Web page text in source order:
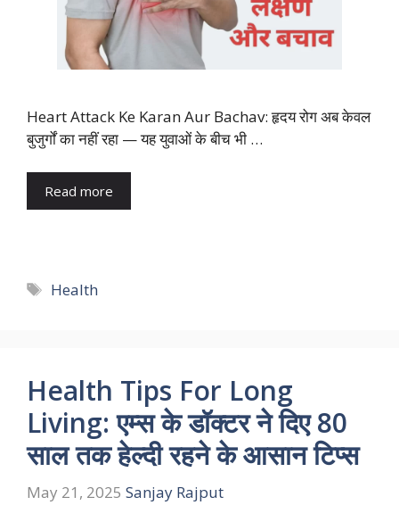
Heart Attack Ke Karan Aur Bachav: हृदय रोग अब केवल
बुजुर्गों का नहीं रहा — यह युवाओं के बीच भी …
Read more
Tags
Health
Health Tips For Long
Living: एम्स के डॉक्टर ने दिए 80
साल तक हेल्दी रहने के आसान टिप्स
May 21, 2025 Sanjay Rajput